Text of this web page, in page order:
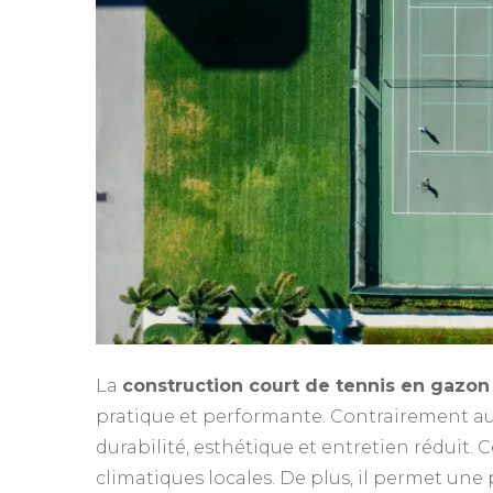
La construction court de tennis en
pratique et performante. Contrairement
durabilité, esthétique et entretien réduit.
climatiques locales. De plus, il permet